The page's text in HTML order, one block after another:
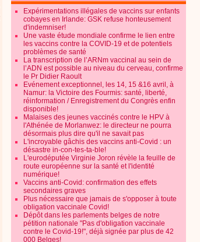
Expérimentations illégales de vaccins sur enfants
cobayes en Irlande: GSK refuse honteusement
d'indemniser!
Une vaste étude mondiale confirme le lien entre
les vaccins contre la COVID-19 et de potentiels
problèmes de santé
La transcription de l’ARNm vaccinal au sein de
l’ADN est possible au niveau du cerveau, confirme
le Pr Didier Raoult
Evénement exceptionnel, les 14, 15 &16 avril, à
Namur: la Victoire des Fourmis: santé, liberté,
réinformation / Enregistrement du Congrès enfin
disponible!
Malaises des jeunes vaccinés contre le HPV à
l'Athénée de Morlanwez: le directeur ne pourra
désormais plus dire qu'il ne savait pas
L'incroyable gâchis des vaccins anti-Covid : un
désastre in-con-tes-ta-ble!
L'eurodéputée Virginie Joron révèle la feuille de
route européenne sur la santé et l'identité
numérique!
Vaccins anti-Covid: confirmation des effets
secondaires graves
Plus nécessaire que jamais de s'opposer à toute
obligation vaccinale Covid!
Dépôt dans les parlements belges de notre
pétition nationale "Pas d'obligation vaccinale
contre le Covid-19!", déjà signée par plus de 42
000 Belges!